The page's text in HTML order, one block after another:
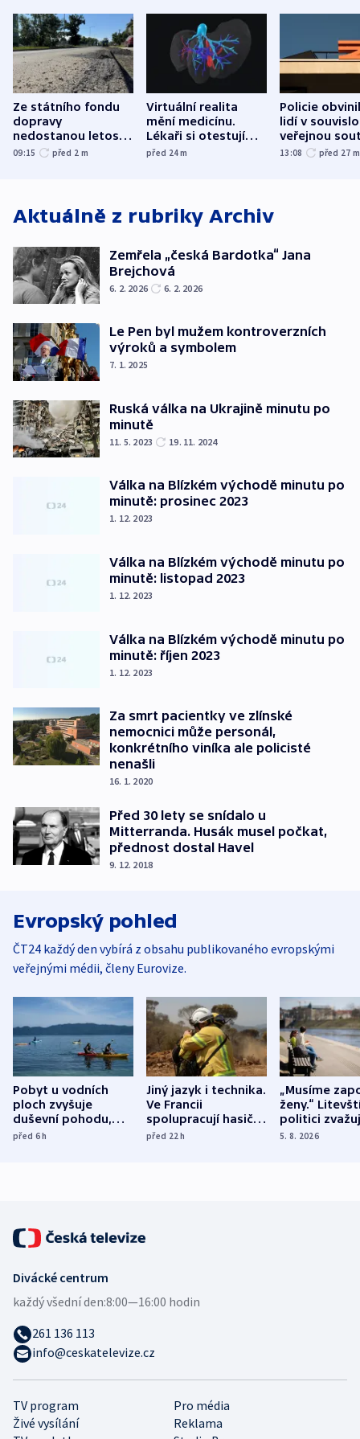
Ze státního fondu
dopravy
nedostanou letos
kraje na silnice ani
09:15 před 2 m
Virtuální realita
mění medicínu.
Lékaři si otestují
každý řez, říká
před 24m
Policie
lidí v
veřejnou
Správy
13:08 před 27 m
Aktuálně z rubriky Archiv
Zemřela „česká Bardotka“ Jana
Brejchová
6. 2. 2026 6. 2. 2026
Le Pen byl mužem kontroverzních
výroků a symbolem
7. 1. 2025
Ruská válka na Ukrajině minutu po
minutě
11. 5. 2023 19. 11. 2024
Válka na Blízkém východě minutu po
minutě: prosinec 2023
1. 12. 2023
Válka na Blízkém východě minutu po
minutě: listopad 2023
1. 12. 2023
Válka na Blízkém východě minutu po
minutě: říjen 2023
1. 12. 2023
Za smrt pacientky ve zlínské
nemocnici může personál,
konkrétního viníka ale policisté
nenašli
16. 1. 2020
Před 30 lety se snídalo u
Mitterranda. Husák musel počkat,
přednost dostal Havel
9. 12. 2018
Evropský pohled
ČT24 každý den vybírá z obsahu publikovaného evropskými
veřejnými médii, členy Eurovize.
Pobyt u vodních
ploch zvyšuje
duševní pohodu,
ukázala
před 6h
Jiný jazyk i technika.
Ve Francii
spolupracují hasiči z
různých zemí
před 22h
„Musíme
ženy.“
politici
dohodu o
5. 8. 2026
TV program
Pro média
Živé vysílání
Reklama
Divácké centrum
každý všední den:8:00—16:00 hodin
261 136 113
info@ceskatelevize.cz